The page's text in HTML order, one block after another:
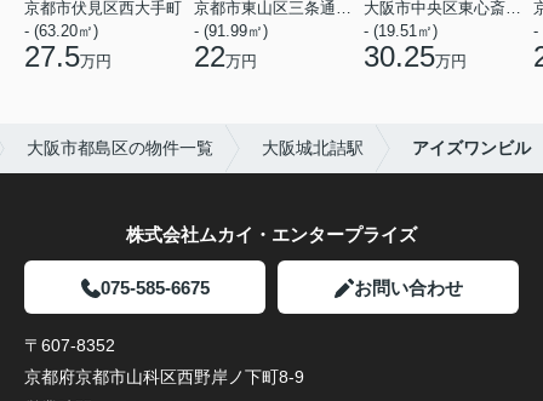
京都市伏見区西大手町
- (63.20㎡)
27.5万円
京都市東山区三条通北裏白川筋西入２丁目東姉小路町
- (91.99㎡)
22万円
大阪市中央区東心斎橋２丁目
- (19.51㎡)
30.25万円
-
大阪市都島区の物件一覧 大阪城北詰駅 アイズワンビル
株式会社ムカイ・エンタープライズ
075-585-6675 お問い合わせ
〒607-8352
京都府京都市山科区西野岸ノ下町8-9